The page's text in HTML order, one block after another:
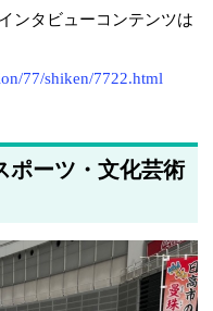
ンタビューコンテンツは
77/shiken/7722.html
ポーツ・文化芸術